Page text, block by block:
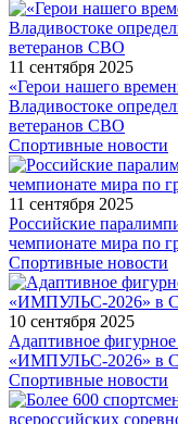
11 сентября 2025
«Герои нашего
Владивостоке
ветеранов СВО
Спортивные новости
11 сентября 2025
Российские
чемпионате мира по
Спортивные новости
10 сентября 2025
Адаптивное
«ИМПУЛЬС-2026» в
Спортивные новости